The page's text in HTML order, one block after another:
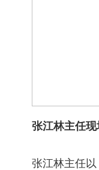
张江林主任现
张江林主任